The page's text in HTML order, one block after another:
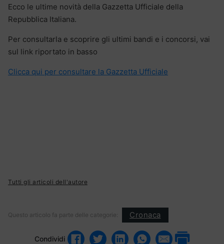
Ecco le ultime novità della Gazzetta Ufficiale della
Repubblica Italiana.
Per consultarla e scoprire gli ultimi bandi e i concorsi, vai
sul link riportato in basso
Clicca qui per consultare la Gazzetta Ufficiale
Tutti gli articoli dell'autore
Questo articolo fa parte delle categorie: Cronaca
Condividi